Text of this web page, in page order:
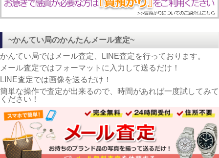
~かんてい局のかんたんメール査定~
かんてい局ではメール査定、LINE査定を行っております。
メール査定ではフォーマットに入力して送るだけ！
LINE査定では画像を送るだけ！
簡単な操作で査定が出来るので、時間があれば一度試してみて
ください！